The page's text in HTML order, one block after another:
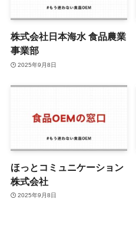
株式会社日本海水 食品農業
事業部
2025年9月8日
ほっとコミュニケーション
株式会社
2025年9月8日